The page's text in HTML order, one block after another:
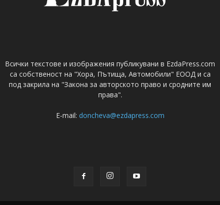
Всички текстове и изображения публикувани в EzdaPress.com
са собственост на "Хора, Пътища, Автомобили" ЕООД и са
под закрила на "Закона за авторското право и сродните им
права".
E-mail: doncheva@ezdapress.com